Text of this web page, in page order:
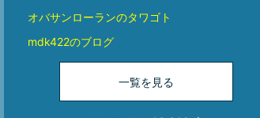
オバサンローランのタワゴト
mdk422のブログ
一覧を見る